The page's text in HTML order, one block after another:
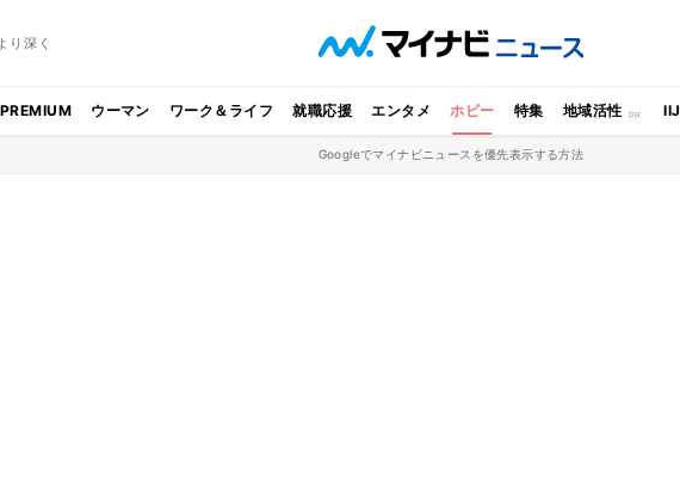
り深く
PREMIUM ウーマン ワーク＆ライフ 就職応援 エンタメ ホビー 特集 地域活性 IIJ
Googleでマイナビニュースを優先表示する方法